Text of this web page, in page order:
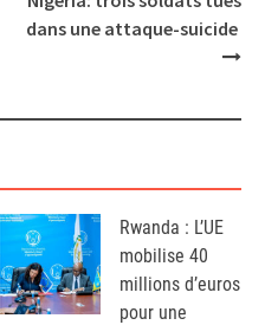
dans une attaque-suicide
Rwanda : L’UE
mobilise 40
millions d’euros
pour une